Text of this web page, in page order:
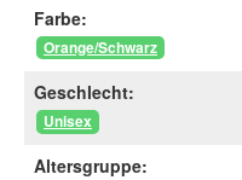
Farbe:
Orange/Schwarz
Geschlecht:
Unisex
Altersgruppe: